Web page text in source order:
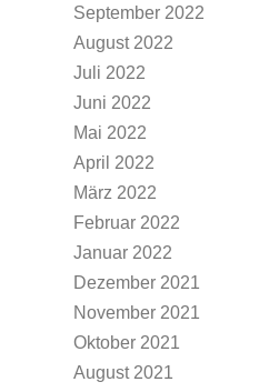
September 2022
August 2022
Juli 2022
Juni 2022
Mai 2022
April 2022
März 2022
Februar 2022
Januar 2022
Dezember 2021
November 2021
Oktober 2021
August 2021